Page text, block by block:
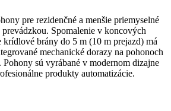
pre rezidenčné a menšie priemyselné
Spomalenie v koncových
krídlové brány do 5 m (10 m prejazd) má
mechanické dorazy na pohonoch
sú vyrábané v modernom dizajne
produkty automatizácie.